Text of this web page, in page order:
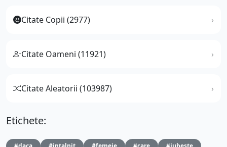
Citate Copii (2977)
Citate Oameni (11921)
Citate Aleatorii (103987)
Etichete: